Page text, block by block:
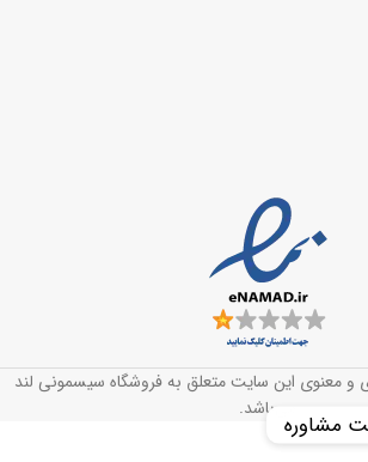
معنوی این سایت متعلق به فروشگاه سیسمونی لند
می‌باشد.
مشاوره